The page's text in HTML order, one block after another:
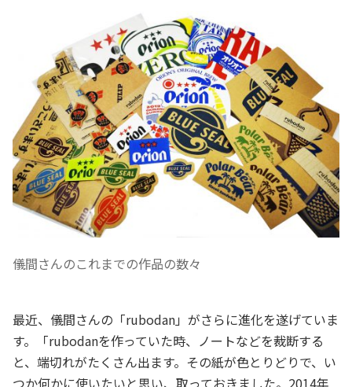
儀間さんのこれまでの作品の数々
最近、儀間さんの「rubodan」がさらに進化を遂げていま
す。「rubodanを作っていた時、ノートなどを裁断する
と、端切れがたくさん出ます。その紙が色とりどりで、い
つか何かに使いたいと思い、取っておきました。2014年